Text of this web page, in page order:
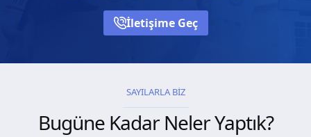
İletişime Geç
SAYILARLA BİZ
Bugüne Kadar Neler Yaptık?